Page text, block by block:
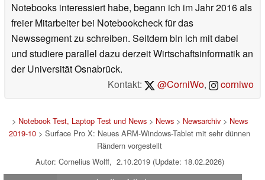
Notebooks interessiert habe, begann ich im Jahr 2016 als
freier Mitarbeiter bei Notebookcheck für das
Newssegment zu schreiben. Seitdem bin ich mit dabei
und studiere parallel dazu derzeit Wirtschaftsinformatik an
der Universität Osnabrück.
Kontakt:
@CorniWo, corniwo
> Notebook Test, Laptop Test und News> News> Newsarchiv> News
2019-10 > Surface Pro X: Neues ARM-Windows-Tablet mit sehr dünnen
Rändern vorgestellt
Autor: Cornelius Wolff, 2.10.2019 (Update: 18.02.2026)